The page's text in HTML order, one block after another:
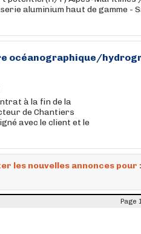
aluminium haut de gamme -
océanographique/
à la fin de la
de Chantiers
avec le client et le
les nouvelles annonces pour :
Page